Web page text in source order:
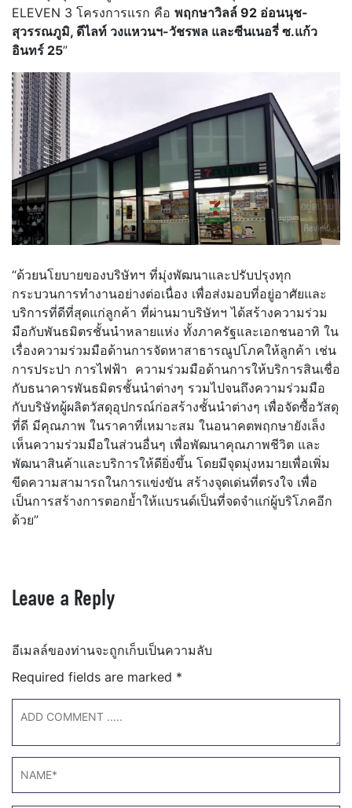
ELEVEN 3 โครงการแรก คือ พฤกษาวิลล์ 92 อ่อนนุช-
สุวรรณภูมิ, ดีไลท์ วงแหวนฯ-วัชรพล และซีนเนอรี่ ซ.แก้ว
อินทร์ 25”
“ด้วยนโยบายของบริษัทฯ ที่มุ่งพัฒนาและปรับปรุงทุก
กระบวนการทำงานอย่างต่อเนื่อง เพื่อส่งมอบที่อยู่อาศัยและ
บริการที่ดีที่สุดแก่ลูกค้า ที่ผ่านมาบริษัทฯ ได้สร้างความร่วม
มือกับพันธมิตรชั้นนำหลายแห่ง ทั้งภาครัฐและเอกชนอาทิ ใน
เรื่องความร่วมมือด้านการจัดหาสาธารณูปโภคให้ลูกค้า เช่น
การประปา การไฟฟ้า ความร่วมมือด้านการให้บริการสินเชื่อ
กับธนาคารพันธมิตรชั้นนำต่างๆ รวมไปจนถึงความร่วมมือ
กับบริษัทผู้ผลิตวัสดุอุปกรณ์ก่อสร้างชั้นนำต่างๆ เพื่อจัดซื้อวัสดุ
ที่ดี มีคุณภาพ ในราคาที่เหมาะสม ในอนาคตพฤกษายังเล็ง
เห็นความร่วมมือในส่วนอื่นๆ เพื่อพัฒนาคุณภาพชีวิต และ
พัฒนาสินค้าและบริการให้ดียิ่งขึ้น โดยมีจุดมุ่งหมายเพื่อเพิ่ม
ขีดความสามารถในการแข่งขัน สร้างจุดเด่นที่ตรงใจ เพื่อ
เป็นการสร้างการตอกย้ำให้แบรนด์เป็นที่จดจำแก่ผู้บริโภคอีก
ด้วย”
Leave a Reply
อีเมลล์ของท่านจะถูกเก็บเป็นความลับ
Required fields are marked *